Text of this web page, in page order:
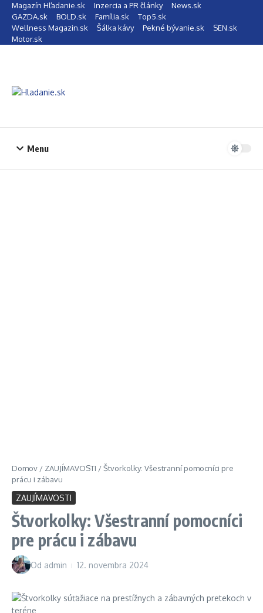
Preskočiť na obsah
Magazín Hľadanie.sk Inzercia a PR články
News.sk
GAZDA.sk
BOLD.sk Família.sk
Top5.sk
Wellness Magazin.sk
Šálka kávy Pekné bývanie.sk
SEN.sk
Motor.sk
Menu
Domov / ZAUJÍMAVOSTI /Štvorkolky: Všestranní pomocníci pre
prácu i zábavu
ZAUJÍMAVOSTI
Štvorkolky: Všestranní pomocníci
pre prácu i zábavu
Od admin 12. novembra 2024